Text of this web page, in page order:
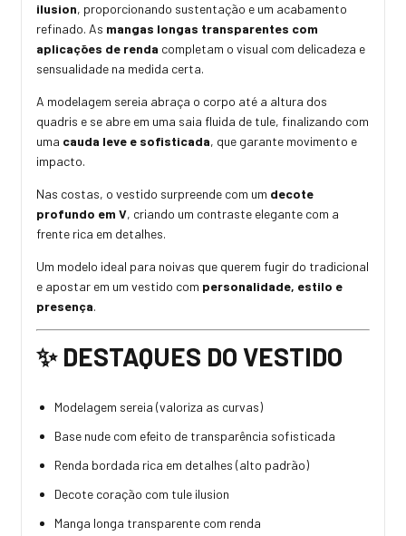
ilusion, proporcionando sustentação e um acabamento
refinado. As mangas longas transparentes com
aplicações de renda completam o visual com delicadeza e
sensualidade na medida certa.
A modelagem sereia abraça o corpo até a altura dos
quadris e se abre em uma saia fluida de tule, finalizando com
uma cauda leve e sofisticada, que garante movimento e
impacto.
Nas costas, o vestido surpreende com um decote
profundo em V, criando um contraste elegante com a
frente rica em detalhes.
Um modelo ideal para noivas que querem fugir do tradicional
e apostar em um vestido com personalidade, estilo e
presença.
✨ DESTAQUES DO VESTIDO
Modelagem sereia (valoriza as curvas)
Base nude com efeito de transparência sofisticada
Renda bordada rica em detalhes (alto padrão)
Decote coração com tule ilusion
Manga longa transparente com renda